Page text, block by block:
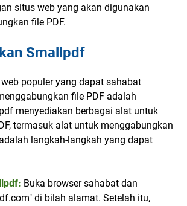
situs web yang akan digunakan
file PDF.
Smallpdf
populer yang dapat sahabat
file PDF adalah
menyediakan berbagai alat untuk
termasuk alat untuk menggabungkan
langkah-langkah yang dapat
Buka browser sahabat dan
di bilah alamat. Setelah itu,